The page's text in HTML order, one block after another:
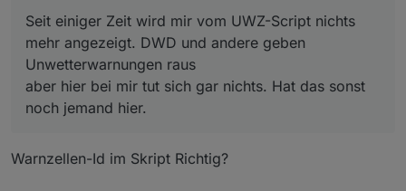
for (var j=0 ; j<warncellid.length; j++) {
        AreaChannelId=ChannelId+
for (var i=0; i<n; i++) {
            createState(AreaChannelId+
            createState(AreaChannelId+
Seit einiger Zeit wird mir vom UWZ-Script nichts
mehr angezeigt. DWD und andere geben
Unwetterwarnungen raus
aber hier bei mir tut sich gar nichts. Hat das sonst
noch jemand hier.
Warnzellen-Id im Skript Richtig?